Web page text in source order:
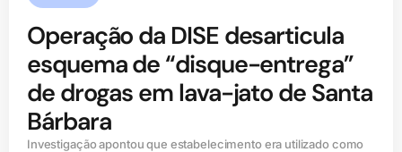
Operação da DISE desarticula
esquema de “disque-entrega”
de drogas em lava-jato de Santa
Bárbara
Investigação apontou que estabelecimento era utilizado como